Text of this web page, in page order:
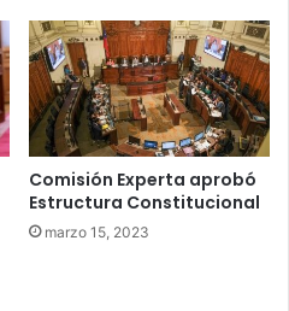
Comisión Experta aprobó
Estructura Constitucional
marzo 15, 2023